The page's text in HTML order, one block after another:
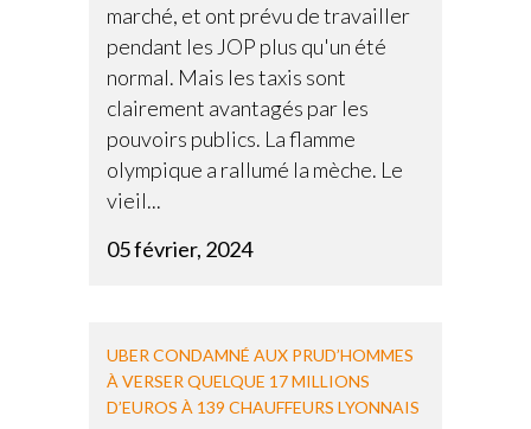
marché, et ont prévu de travailler
pendant les JOP plus qu'un été
normal. Mais les taxis sont
clairement avantagés par les
pouvoirs publics. La flamme
olympique a rallumé la mèche. Le
vieil...
05 février, 2024
UBER CONDAMNÉ AUX PRUD’HOMMES
À VERSER QUELQUE 17 MILLIONS
D’EUROS À 139 CHAUFFEURS LYONNAIS